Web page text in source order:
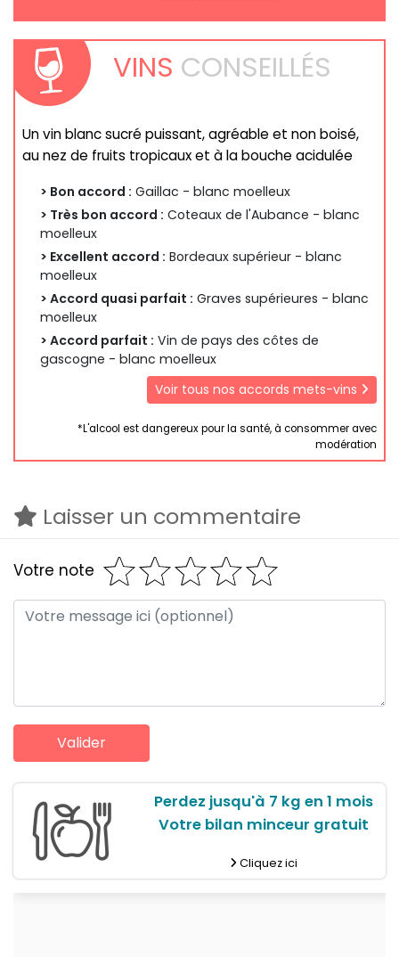
VINS CONSEILLÉS
Un vin blanc sucré puissant, agréable et non boisé,
au nez de fruits tropicaux et à la bouche acidulée
> Bon accord : Gaillac - blanc moelleux
> Très bon accord : Coteaux de l'Aubance - blanc
moelleux
> Excellent accord : Bordeaux supérieur - blanc
moelleux
> Accord quasi parfait : Graves supérieures - blanc
moelleux
> Accord parfait : Vin de pays des côtes de
gascogne - blanc moelleux
Voir tous nos accords mets-vins
*L'alcool est dangereux pour la santé, à consommer avec
modération
Laisser un commentaire
Votre note
Perdez jusqu'à 7 kg en 1 mois
Votre bilan minceur gratuit
Cliquez ici